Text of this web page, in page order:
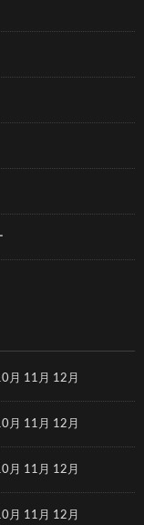
月 11月 12月
月 11月 12月
月 11月 12月
月 11月 12月